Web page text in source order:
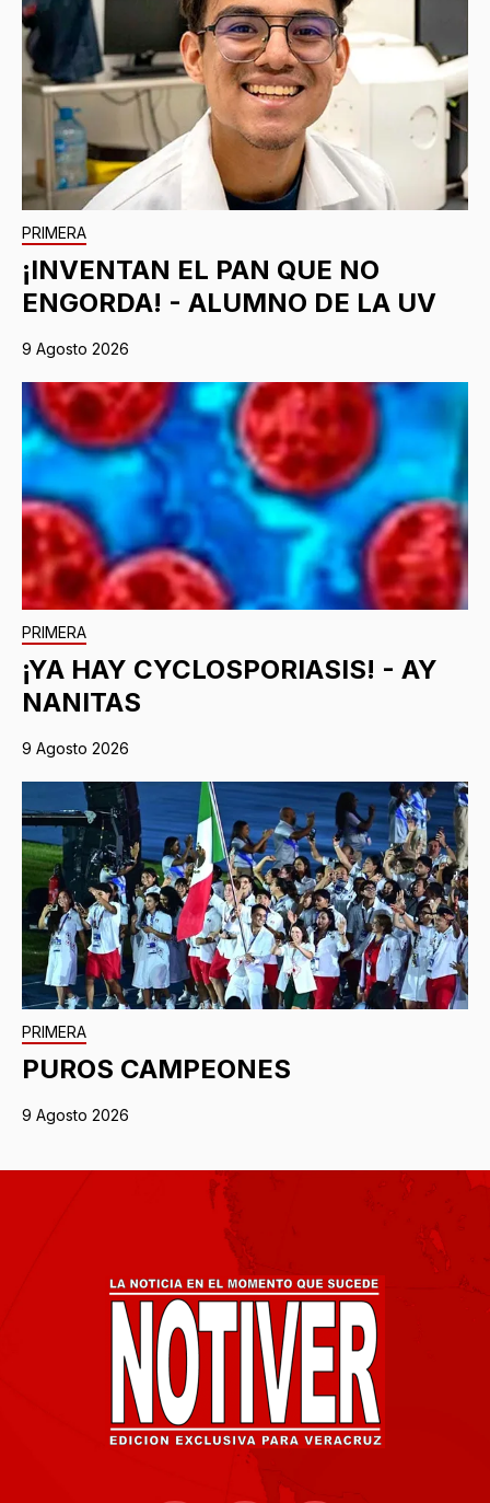
PRIMERA
¡INVENTAN EL PAN QUE NO
ENGORDA! - ALUMNO DE LA UV
9 Agosto 2026
PRIMERA
¡YA HAY CYCLOSPORIASIS! - AY
NANITAS
9 Agosto 2026
PRIMERA
PUROS CAMPEONES
9 Agosto 2026